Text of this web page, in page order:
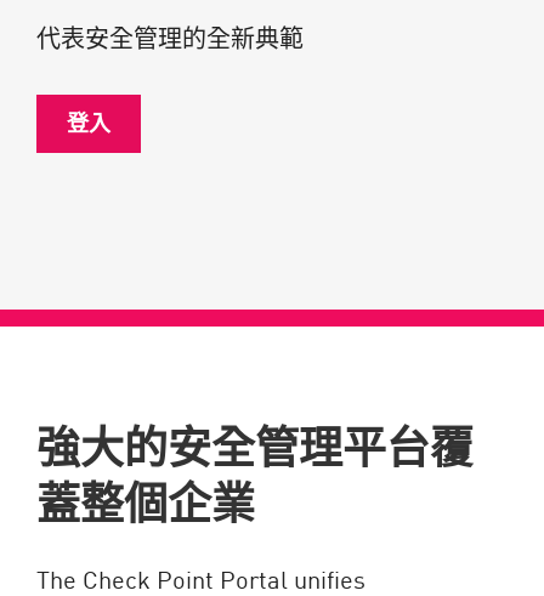
代表安全管理的全新典範
登入
強大的安全管理平台覆
蓋整個企業
The Check Point Portal unifies